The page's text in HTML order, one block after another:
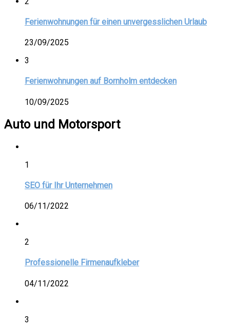
Ferienwohnungen für einen unvergesslichen Urlaub
23/09/2025
3
Ferienwohnungen auf Bornholm entdecken
10/09/2025
Auto und Motorsport
1
SEO für Ihr Unternehmen
06/11/2022
2
Professionelle Firmenaufkleber
04/11/2022
3